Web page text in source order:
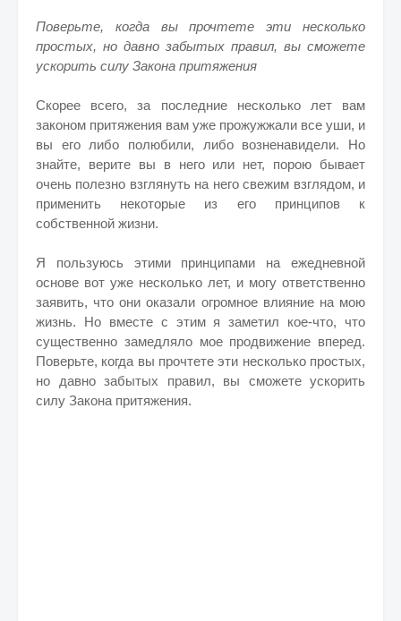
Поверьте, когда вы прочтете эти несколько
простых, но давно забытых правил, вы сможете
ускорить силу Закона притяжения
Скорее всего, за последние несколько лет вам
законом притяжения вам уже прожужжали все уши, и
вы его либо полюбили, либо возненавидели. Но
знайте, верите вы в него или нет, порою бывает
очень полезно взглянуть на него свежим взглядом, и
применить некоторые из его принципов к
собственной жизни.
Я пользуюсь этими принципами на ежедневной
основе вот уже несколько лет, и могу ответственно
заявить, что они оказали огромное влияние на мою
жизнь. Но вместе с этим я заметил кое-что, что
существенно замедляло мое продвижение вперед.
Поверьте, когда вы прочтете эти несколько простых,
но давно забытых правил, вы сможете ускорить
силу Закона притяжения.